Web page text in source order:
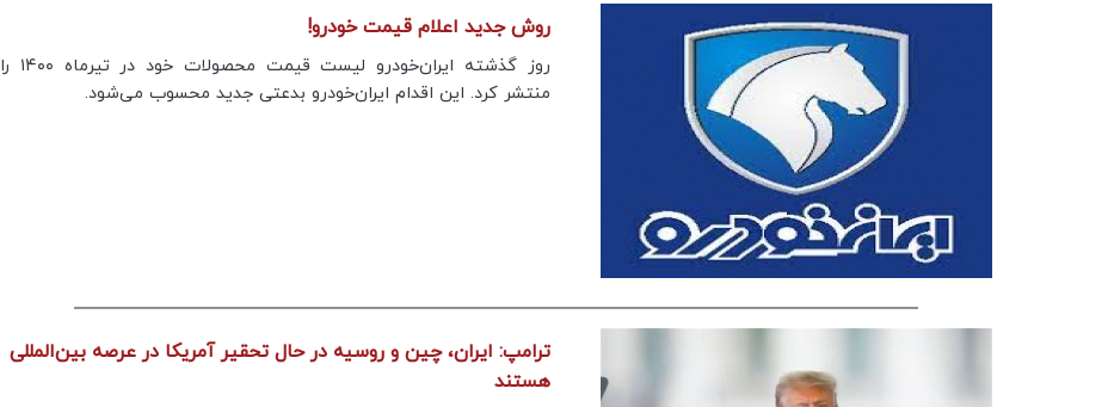
روش جدید اعلام قیمت خودرو!
روز گذشته ایران‌خودرو لیست قیمت محصولات خود در تیرماه ۱۴۰۰ را
منتشر کرد. این اقدام ایران‌خودرو بدعتی جدید محسوب می‌شود.
ترامپ: ایران، چین و روسیه در حال تحقیر آمریکا در عرصه بین‌المللی
هستند